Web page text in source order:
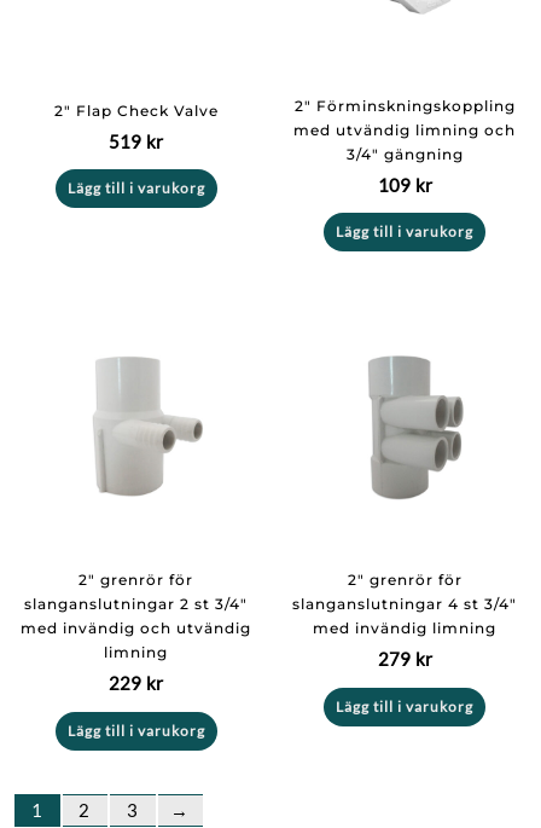
2″ Flap Check Valve
519 kr
Lägg till i varukorg
2″ Förminskningskoppling
med utvändig limning och
3/4″ gängning
109 kr
Lägg till i varukorg
2″ grenrör för
slanganslutningar 2 st 3/4″
med invändig och utvändig
limning
229 kr
Lägg till i varukorg
2″ grenrör för
slanganslutningar 4 st 3/4″
med invändig limning
279 kr
Lägg till i varukorg
1 2 3 →